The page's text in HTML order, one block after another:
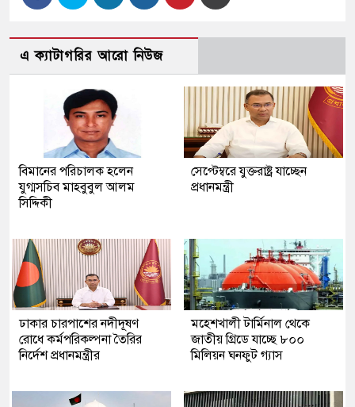
এ ক্যাটাগরির আরো নিউজ
বিমানের পরিচালক হলেন
যুগ্মসচিব মাহবুবুল আলম
সিদ্দিকী
সেপ্টেম্বরে যুক্তরাষ্ট্র যাচ্ছেন
প্রধানমন্ত্রী
ঢাকার চারপাশের নদীদূষণ
রোধে কর্মপরিকল্পনা তৈরির
নির্দেশ প্রধানমন্ত্রীর
মহেশখালী টার্মিনাল থেকে
জাতীয় গ্রিডে যাচ্ছে ৮০০
মিলিয়ন ঘনফুট গ্যাস